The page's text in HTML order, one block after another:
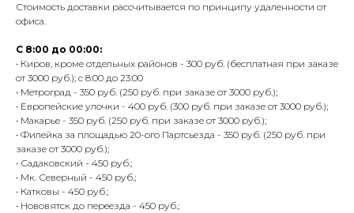
Стоимость доставки рассчитывается по принципу удаленности от
офиса.
С 8:00 до 00:00:
• Киров, кроме отдельных районов - 300 руб. (бесплатная при заказе
от 3000 руб.); с 8:00 до 23:00
• Метроград - 350 руб. (250 руб. при заказе от 3000 руб.);
• Европейские улочки - 400 руб. (300 руб. при заказе от 3000 руб.);
• Макарье - 350 руб. (250 руб. при заказе от 3000 руб.);
• Филейка за площадью 20-ого Партсьезда - 350 руб. (250 руб. при
заказе от 3000 руб.);
• Садаковский - 450 руб.;
• Мк. Северный - 450 руб.;
• Катковы - 450 руб.;
• Нововятск до переезда - 450 руб.;